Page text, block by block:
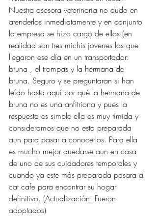
Nuestra asesora veterinaria no dudo en
atenderlos inmediatamente y en conjunto
la empresa se hizo cargo de ellos (en
realidad son tres michis jovenes los que
llegaron ese día en un transportador:
bruna , el trompas y la hermana de
bruna. Seguro y se preguntaran si han
leído hasta aquí por qué la hermana de
bruna no es una anfitriona y pues la
respuesta es simple ella es muy tímida y
consideramos que no esta preparada
aun para pasar a conocerlos. Para ella
es mucho mejor quedarse aun en casa
de uno de sus cuidadores temporales y
cuando ya este más preparada pasara al
cat cafe para encontrar su hogar
definitivo. (Actualización: Fueron
adoptados)